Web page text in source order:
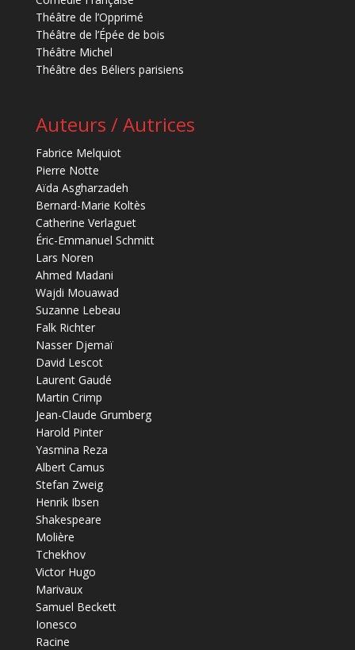
Théâtre de l’Opprimé
Théâtre de l’Épée de bois
Théâtre Michel
Théâtre des Béliers parisiens
Auteurs / Autrices
Fabrice Melquiot
Pierre Notte
Aïda Asgharzadeh
Bernard-Marie Koltès
Catherine Verlaguet
Éric-Emmanuel Schmitt
Lars Noren
Ahmed Madani
Wajdi Mouawad
Suzanne Lebeau
Falk Richter
Nasser Djemaï
David Lescot
Laurent Gaudé
Martin Crimp
Jean-Claude Grumberg
Harold Pinter
Yasmina Reza
Albert Camus
Stefan Zweig
Henrik Ibsen
Shakespeare
Molière
Tchekhov
Victor Hugo
Marivaux
Samuel Beckett
Ionesco
Racine